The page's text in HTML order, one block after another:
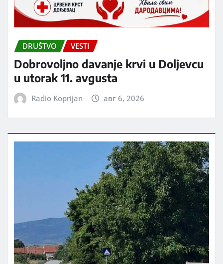
DRUŠTVO VESTI
Dobrovoljno davanje krvi u Doljevcu
u utorak 11. avgusta
Radio Koprijan авг 6, 2026